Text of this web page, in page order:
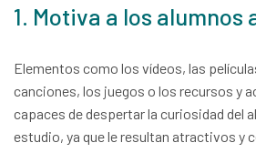
1. Motiva a los alumnos
Elementos como los vídeos, las
canciones, los juegos o los recursos y
capaces de despertar la curiosidad del
estudio, ya que le resultan atractivos y